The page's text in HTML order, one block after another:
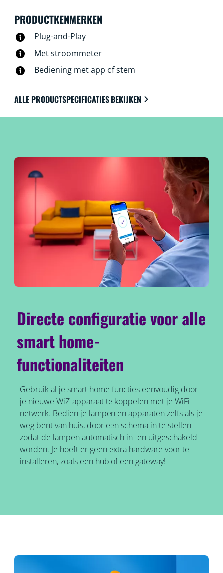
PRODUCTKENMERKEN
Plug-and-Play
Met stroommeter
Bediening met app of stem
ALLE PRODUCTSPECIFICATIES BEKIJKEN
Directe configuratie voor alle
smart home-
functionaliteiten
Gebruik al je smart home-functies eenvoudig door
je nieuwe WiZ-apparaat te koppelen met je WiFi-
netwerk. Bedien je lampen en apparaten zelfs als je
weg bent van huis, door een schema in te stellen
zodat de lampen automatisch in- en uitgeschakeld
worden. Je hoeft er geen extra hardware voor te
installeren, zoals een hub of een gateway!